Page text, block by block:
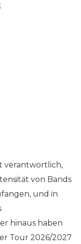
verantwortlich,
von Bands
und in
hinaus haben
Tour 2026/2027